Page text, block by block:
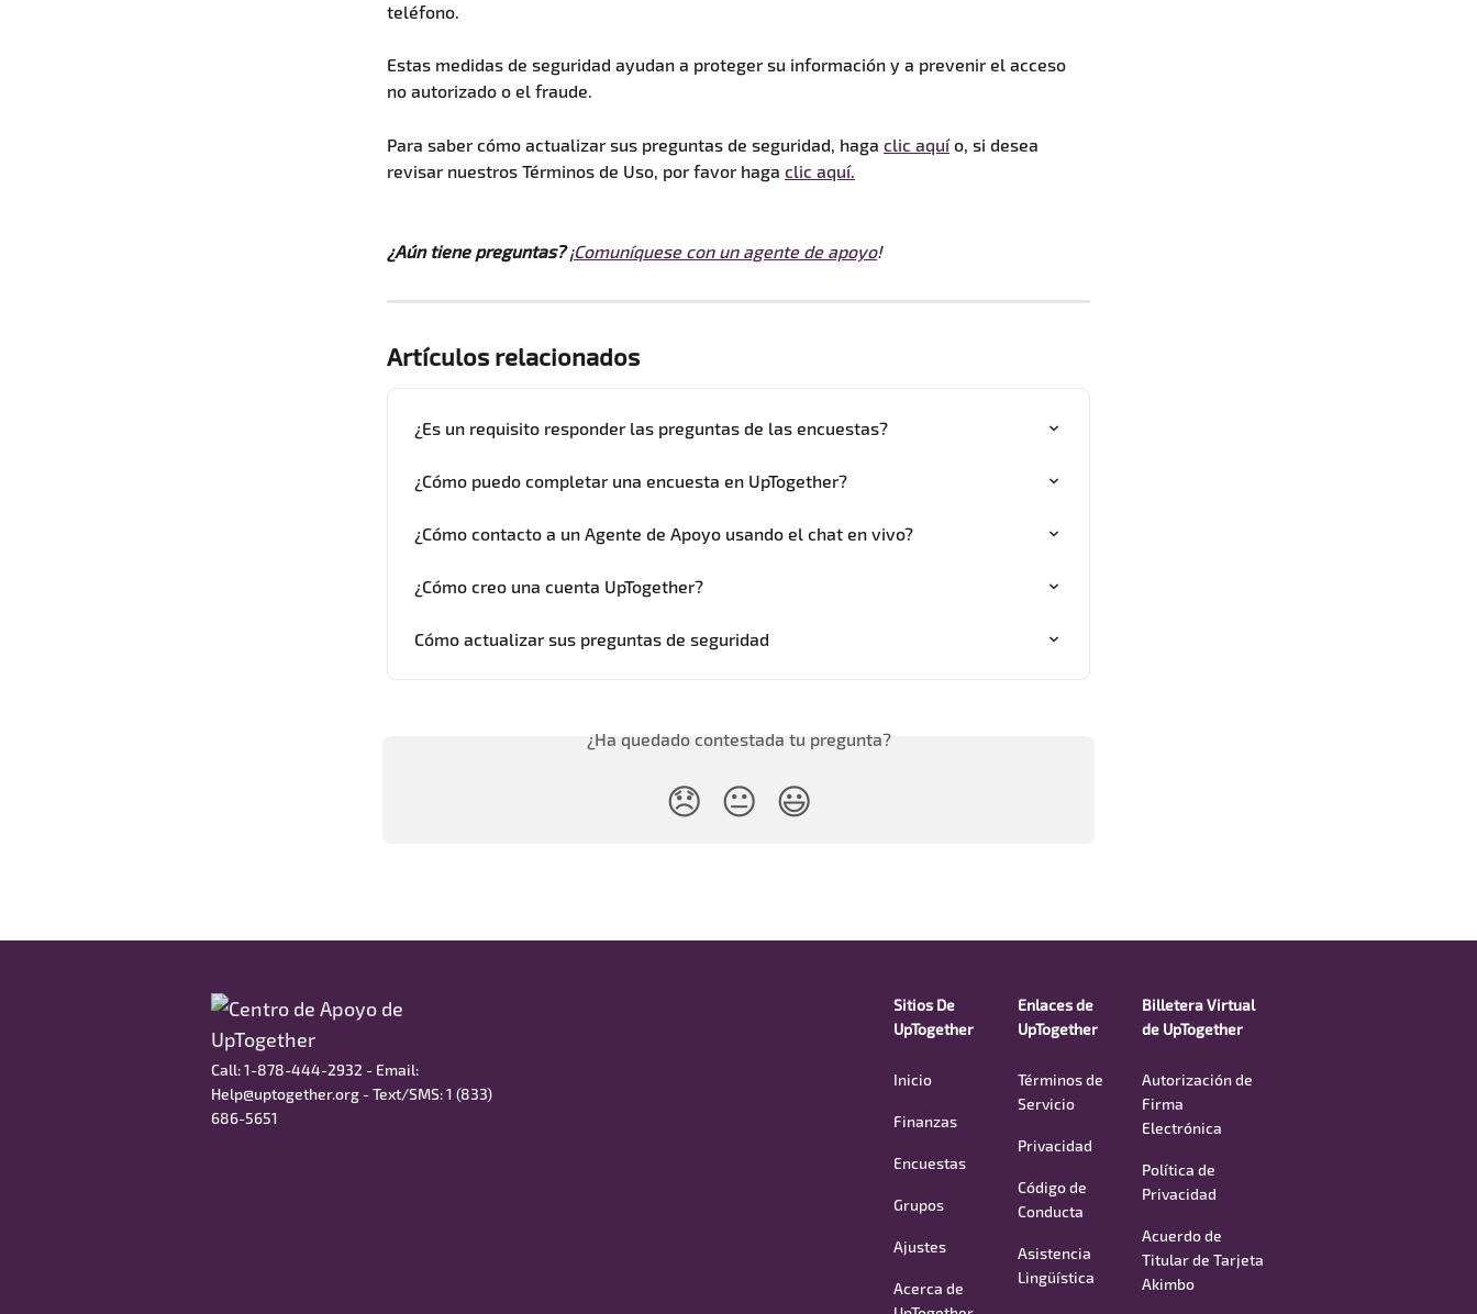
teléfono.
Estas medidas de seguridad ayudan a proteger su información y a prevenir el acceso
no autorizado o el fraude.
Para saber cómo actualizar sus preguntas de seguridad, haga clic aquí o, si desea
revisar nuestros Términos de Uso, por favor haga clic aquí.
¿Aún tiene preguntas? ¡Comuníquese con un agente de apoyo!
Artículos relacionados
¿Es un requisito responder las preguntas de las encuestas?
¿Cómo puedo completar una encuesta en UpTogether?
¿Cómo contacto a un Agente de Apoyo usando el chat en vivo?
¿Cómo creo una cuenta UpTogether?
Cómo actualizar sus preguntas de seguridad
¿Ha quedado contestada tu pregunta?
😞 😐 😃
Call: 1-878-444-2932 - Email:
Help@uptogether.org - Text/SMS: ‭1 (833)
686-5651‬
Sitios De
UpTogether
Inicio
Finanzas
Encuestas
Grupos
Ajustes
Acerca de
Enlaces de
UpTogether
Términos de
Servicio
Privacidad
Código de
Conducta
Asistencia
Lingüística
Billetera Virtual
de UpTogether
Autorización de
Firma
Electrónica
Política de
Privacidad
Acuerdo de
Titular de Tarjeta
Akimbo